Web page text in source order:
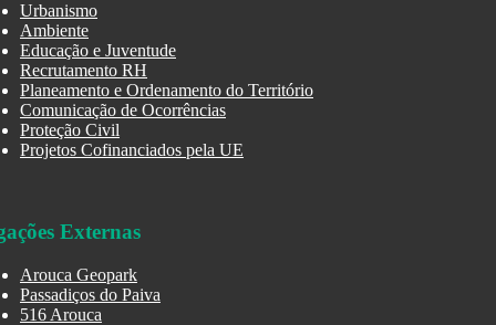
Urbanismo
Ambiente
Educação e Juventude
Recrutamento RH
Planeamento e Ordenamento do Território
Comunicação de Ocorrências
Proteção Civil
Projetos Cofinanciados pela UE
Externas
Arouca Geopark
Passadiços do Paiva
516 Arouca